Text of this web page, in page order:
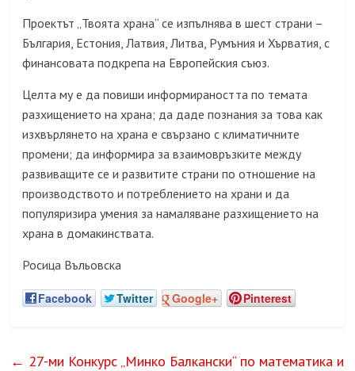
Проектът „Твоята храна“ се изпълнява в шест страни –
България, Естония, Латвия, Литва, Румъния и Хърватия, с
финансовата подкрепа на Европейския съюз.
Целта му е да повиши информираността по темата
разхищението на храна; да даде познания за това как
изхвърлянето на храна е свързано с климатичните
промени; да информира за взаимовръзките между
развиващите се и развитите страни по отношение на
производството и потреблението на храни и да
популяризира умения за намаляване разхищението на
храна в домакинствата.
Росица Въльовска
Facebook Twitter Google+ Pinterest
← 27-ми Конкурс „Минко Балкански“ по математика и